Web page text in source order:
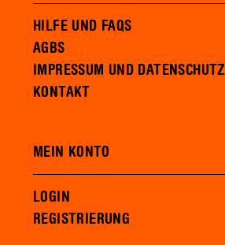
HILFE UND FAQS
AGBS
IMPRESSUM UND DATENSCHUTZ
KONTAKT
MEIN KONTO
LOGIN
REGISTRIERUNG